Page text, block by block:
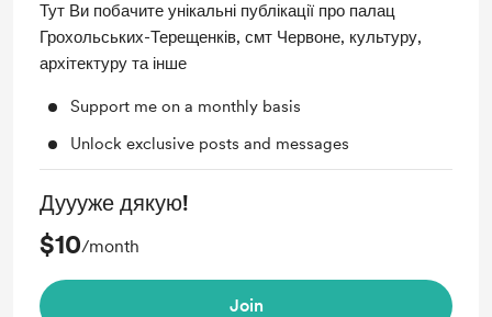
Тут Ви побачите унікальні публікації про палац
Грохольських-Терещенків, смт Червоне, культуру,
архітектуру та інше
Support me on a monthly basis
Unlock exclusive posts and messages
Дуууже дякую!
$10/month
Join